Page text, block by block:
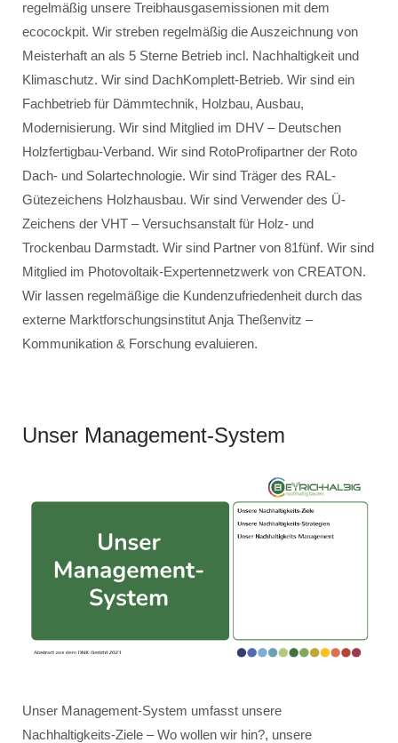
regelmäßig unsere Treibhausgasemissionen mit dem
ecocockpit. Wir streben regelmäßig die Auszeichnung von
Meisterhaft an als 5 Sterne Betrieb incl. Nachhaltigkeit und
Klimaschutz. Wir sind DachKomplett-Betrieb. Wir sind ein
Fachbetrieb für Dämmtechnik, Holzbau, Ausbau,
Modernisierung. Wir sind Mitglied im DHV – Deutschen
Holzfertigbau-Verband. Wir sind RotoProfipartner der Roto
Dach- und Solartechnologie. Wir sind Träger des RAL-
Gütezeichens Holzhausbau. Wir sind Verwender des Ü-
Zeichens der VHT – Versuchsanstalt für Holz- und
Trockenbau Darmstadt. Wir sind Partner von 81fünf. Wir sind
Mitglied im Photovoltaik-Expertennetzwerk von CREATON.
Wir lassen regelmäßige die Kundenzufriedenheit durch das
externe Marktforschungsinstitut Anja Theßenvitz –
Kommunikation & Forschung evaluieren.
Unser Management-System
Unser Management-System umfasst unsere
Nachhaltigkeits-Ziele – Wo wollen wir hin?, unsere